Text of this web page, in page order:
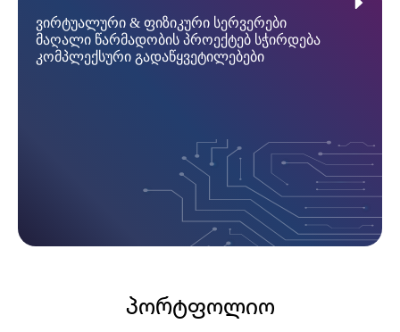
ვირტუალური & ფიზიკური სერვერები
მაღალი წარმადობის პროექტებ სჭირდება
კომპლექსური გადაწყვეტილებები
პორტფოლიო